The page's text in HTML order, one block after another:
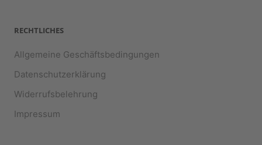
RECHTLICHES
Allgemeine Geschäftsbedingungen
Datenschutzerklärung
Widerrufsbelehrung
Impressum